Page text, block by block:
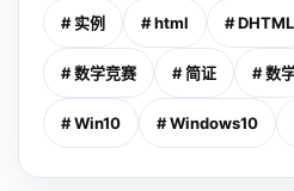
# 实例 # html # DHTML
# 数学竞赛 # 简证 # 数
# Win10 # Windows10